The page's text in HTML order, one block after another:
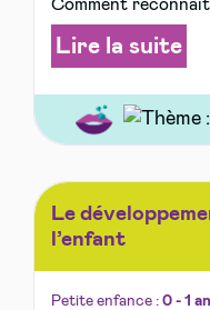
Comment
Lire la suite
Le
l’enfant
Petite enfance : 0 - 1 an